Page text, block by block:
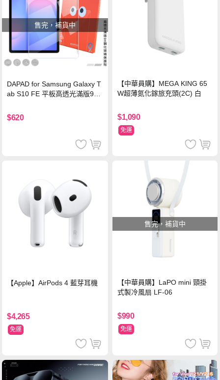
售完，補貨中
DAPAD for Samsung Galaxy T
ab S10 FE 平板高透光滿版9H
$620
【中華員購】MEGA KING 65
W超薄氮化鎵旅充頭(2C) 白
$1,090
免運
【Apple】AirPods 4 藍芽耳機
$4,265
免運
售完，補貨中
【中華員購】LaPO mini 頸掛
式製冷風扇 LF-06
$990
免運